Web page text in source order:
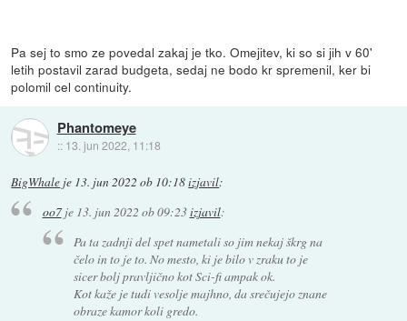
Pa sej to smo ze povedal zakaj je tko. Omejitev, ki so si jih v 60'
letih postavil zarad budgeta, sedaj ne bodo kr spremenil, ker bi
polomil cel continuity.
Phantomeye
:: 13. jun 2022, 11:18
BigWhale je 13. jun 2022 ob 10:18izjavil:
oo7je 13. jun 2022 ob 09:23izjavil:
Pa ta zadnji del spet nametali so jim nekaj škrg na
čelo in to je to. No mesto, ki je bilo v zraku to je
sicer bolj pravljično kot Sci-fi ampak ok.
Kot kaže je tudi vesolje majhno, da srečujejo znane
obraze kamor koli gredo.